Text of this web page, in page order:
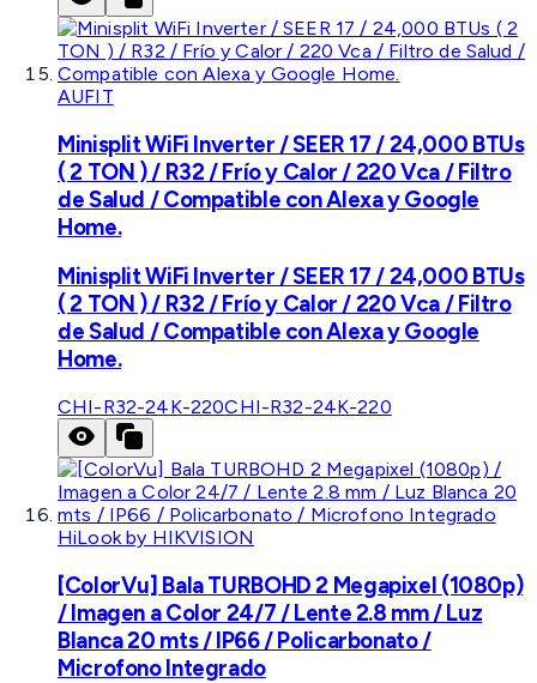
AUFIT
Minisplit WiFi Inverter / SEER 17 / 24,000 BTUs
( 2 TON ) / R32 / Frío y Calor / 220 Vca / Filtro
de Salud / Compatible con Alexa y Google
Home.
Minisplit WiFi Inverter / SEER 17 / 24,000 BTUs
( 2 TON ) / R32 / Frío y Calor / 220 Vca / Filtro
de Salud / Compatible con Alexa y Google
Home.
CHI-R32-24K-220CHI-R32-24K-220
HiLook by HIKVISION
[ColorVu] Bala TURBOHD 2 Megapixel (1080p)
/ Imagen a Color 24/7 / Lente 2.8 mm / Luz
Blanca 20 mts / IP66 / Policarbonato /
Microfono Integrado